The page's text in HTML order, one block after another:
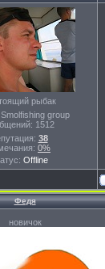
рыбак
group
1512
38
0%
Offline
Федя
новичок